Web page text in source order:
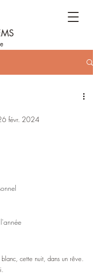
févr. 2024
blanc, cette nuit, dans un rêve.